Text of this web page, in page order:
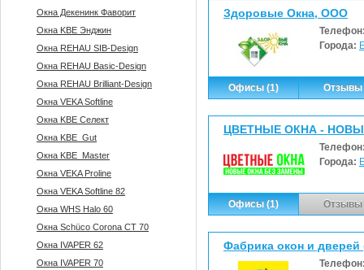
Здоровые Окна, ООО
Города:
Офисы (1) Отзывы
ЦВЕТНЫЕ ОКНА -
Города:
Офисы (1) Отзывы
Фабрика окон и
Окна Декенинк Фаворит
Окна KBE Энджин
Окна REHAU SIB-Design
Окна REHAU Basic-Design
Окна REHAU Brilliant-Design
Окна VEKA Softline
Окна KBE Селект
Окна KBE_Gut
Окна KBE_Master
Окна VEKA Proline
Окна VEKA Softline 82
Окна WHS Halo 60
Окна Sсhüco Corona CT 70
Окна IVAPER 62
Окна IVAPER 70